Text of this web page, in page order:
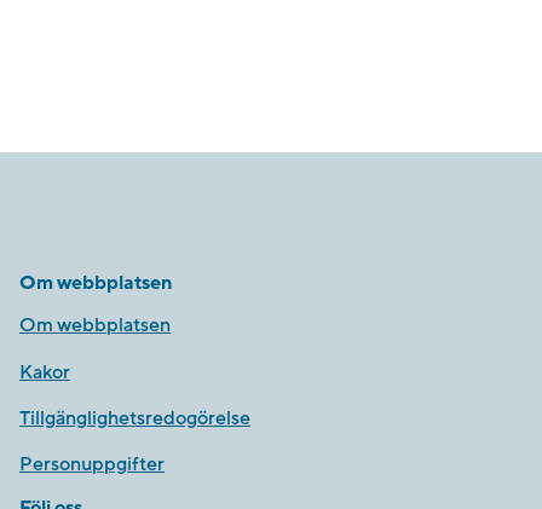
Om webbplatsen
Om webbplatsen
Kakor
Tillgänglighetsredogörelse
Personuppgifter